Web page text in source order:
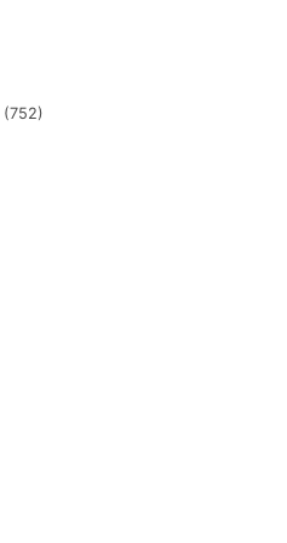
(752)